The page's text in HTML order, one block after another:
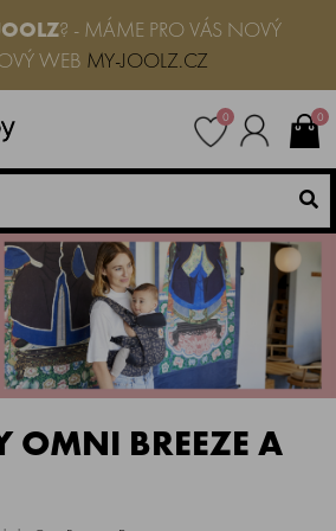
? - MÁME PRO VÁS NOVÝ
WEB MY-JOOLZ.CZ
0 0
OMNI BREEZE A